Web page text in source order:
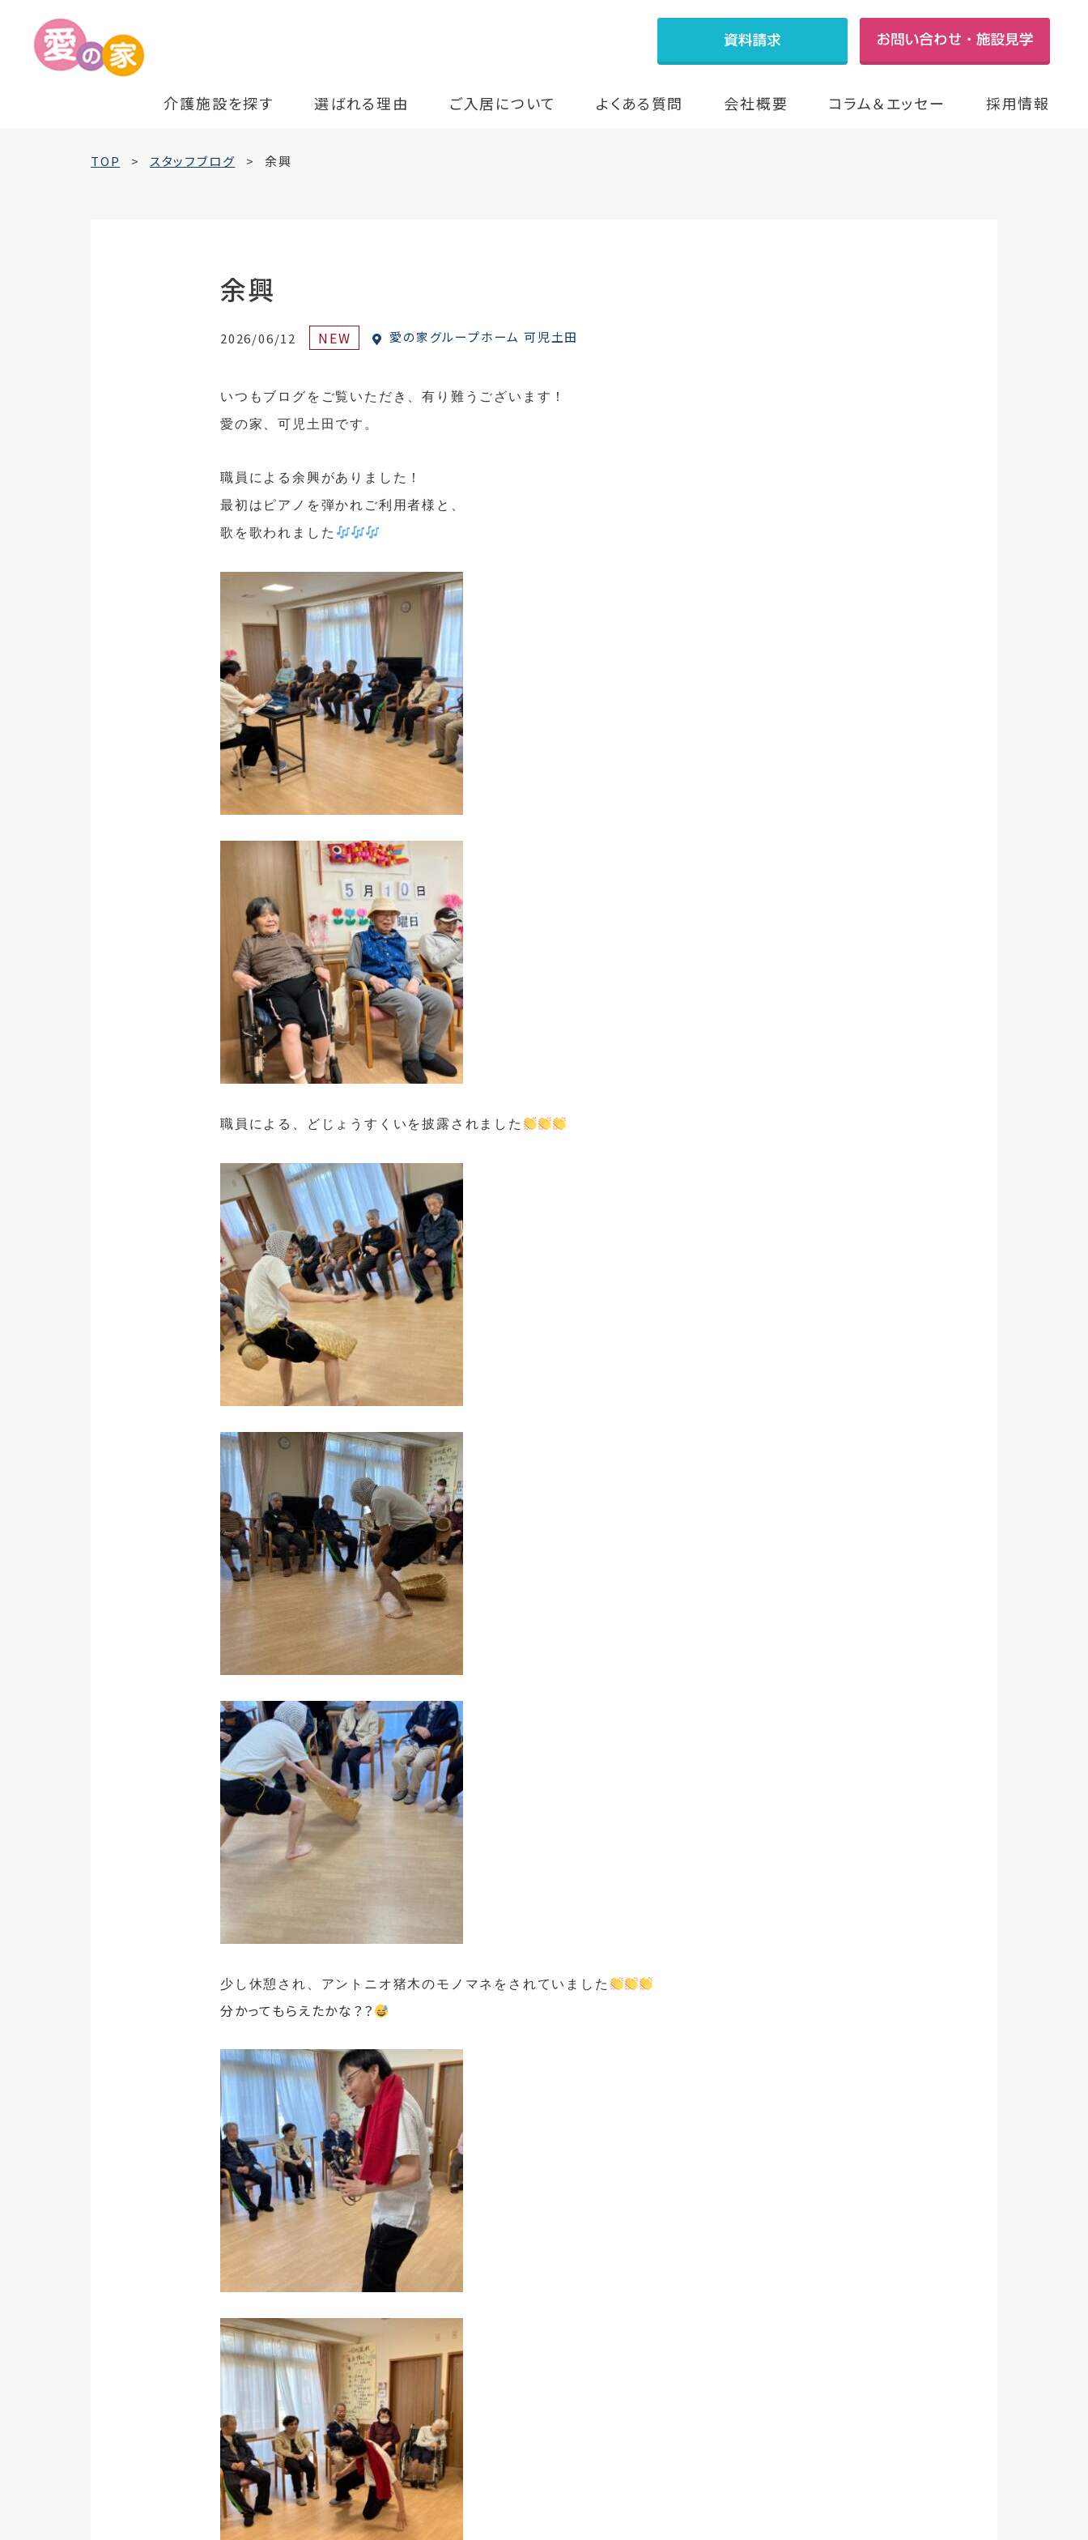
介護施設を探す 選ばれる理由 ご入居について よくある質問 会社概要 コラム＆エッセー 採用情報
TOP スタッフブログ 余興
余興
2026/06/12 NEW 愛の家グループホーム 可児土田
いつもブログをご覧いただき、有り難うございます！
愛の家、可児土田です。
職員による余興がありました！
最初はピアノを弾かれご利用者様と、
歌を歌われました
職員による、どじょうすくいを披露されました
少し休憩され、アントニオ猪木のモノマネをされていました
分かってもらえたかな？？